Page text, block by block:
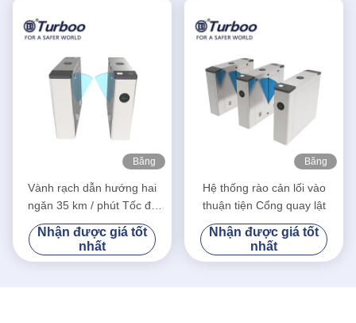
Băng
Vành rạch dẫn hướng hai
ngăn 35 km / phút Tốc độ
chuyển tiếp
Nhận được giá tốt
nhất
Băng
Hệ thống rào cản lối vào
thuận tiện Cổng quay lật
Nhận được giá tốt
nhất